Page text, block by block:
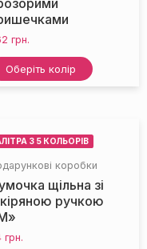
грн.
Оберіть колір
З 5 КОЛЬОРІВ
коробки
щільна зі
ручкою
грн.
НЕМАЄ НА СКЛАДІ